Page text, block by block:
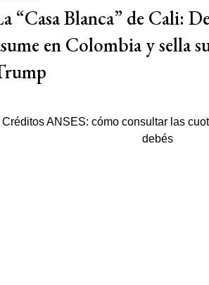
“Casa Blanca” de Cali:
en Colombia y sella